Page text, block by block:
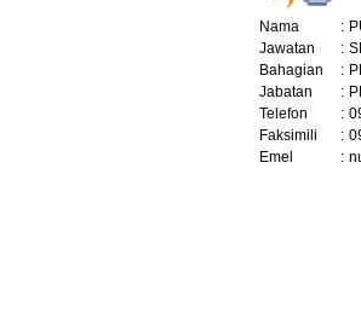
Nama :
Jawatan
:
Bahagian
:
Jabatan
:
Telefon
:
Faksimili
:
Emel
: